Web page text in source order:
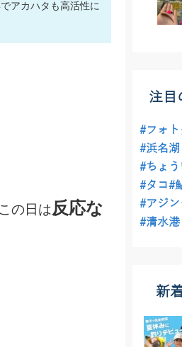
アカハタも高活性に
の日は反応な
注目
#フォ
#浜名
#ちょ
#タコ#
#アジン
#清水
新